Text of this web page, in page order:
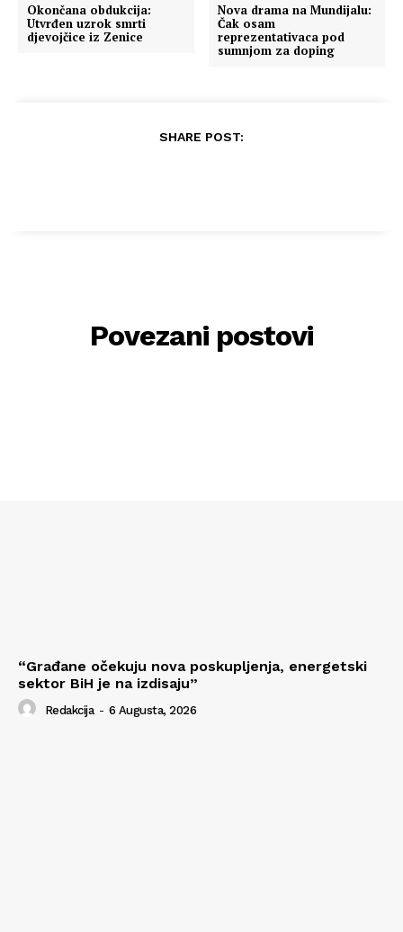
Okončana obdukcija:
Utvrđen uzrok smrti
djevojčice iz Zenice
Nova drama na Mundijalu:
Čak osam
reprezentativaca pod
sumnjom za doping
SHARE POST:
Povezani postovi
“Građane očekuju nova poskupljenja, energetski
sektor BiH je na izdisaju”
Redakcija - 6 Augusta, 2026